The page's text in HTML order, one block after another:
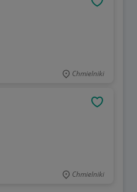
Chmielniki
Chmielniki